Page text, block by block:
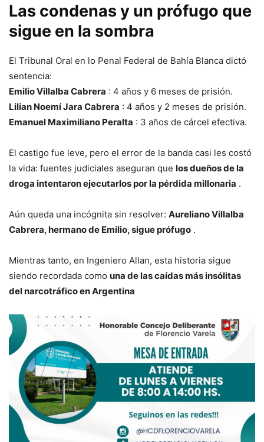
Las condenas y un prófugo que
sigue en la sombra
El Tribunal Oral en lo Penal Federal de Bahía Blanca dictó
sentencia:
Emilio Villalba Cabrera : 4 años y 6 meses de prisión.
Lilian Noemí Jara Cabrera : 4 años y 2 meses de prisión.
Emanuel Maximiliano Peralta : 3 años de cárcel efectiva.
El castigo fue leve, pero el error de la banda casi les costó
la vida: fuentes judiciales aseguran que los dueños de la
droga intentaron ejecutarlos por la pérdida millonaria .
Aún queda una incógnita sin resolver: Aureliano Villalba
Cabrera, hermano de Emilio, sigue prófugo .
Mientras tanto, en Ingeniero Allan, esta historia sigue
siendo recordada como una de las caídas más insólitas
del narcotráfico en Argentina